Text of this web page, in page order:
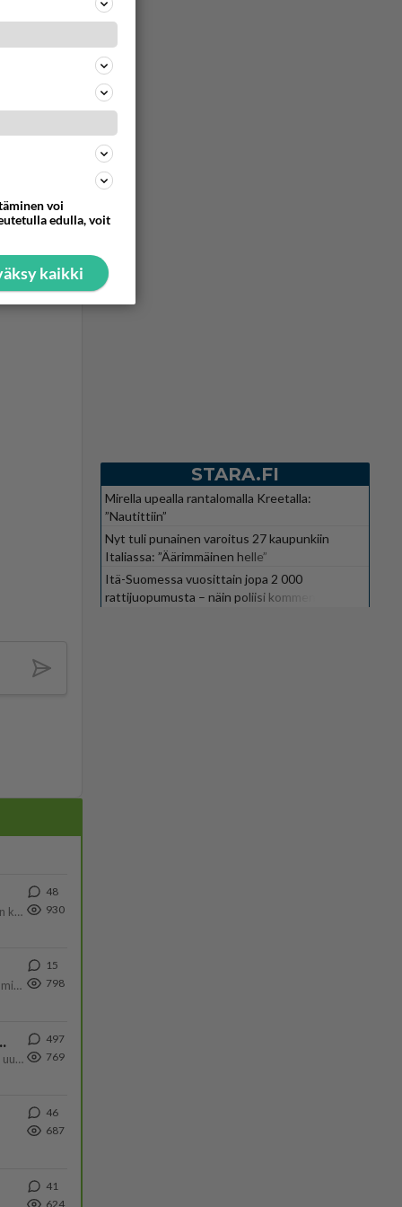
Olen säälittävä, mitä tulee sinun kohtaamiseen. Tunnen vaan itseni todella epävarmaksi sun kanssa. Jos minun olisi pitän
48
930
Poliisin mukaan nuori oli lähes täysi-ikäinen. Ennen iltakuutta tulleen ilmoituksen mukaan ihminen oli joutunut mahdoll
15
798
tuoreimmassa gallup-kyselyssä.
https://yle.fi/a/74-20239449 Perussuomalaisilla hurja- ja ylivoimaisesti suurin nousu tässä uudessa Ylen gallupissa. Kyl
497
769
46
687
41
624
STARA.FI
Mirella upealla rantalomalla Kreetalla:
”Nautittiin”
Nyt tuli punainen varoitus 27 kaupunkiin
Italiassa: ”Äärimmäinen helle”
Itä-Suomessa vuosittain jopa 2 000
rattijuopumusta – näin poliisi kommentoi
voi
edulla, voit
kaikki